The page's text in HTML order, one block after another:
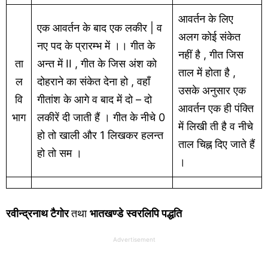
ता
ल
वि
भाग
एक आवर्तन के बाद एक लकीर | व
नए पद के प्रारम्भ में ।। गीत के
अन्त में II , गीत के जिस अंश को
दोहराने का संकेत देना हो , वहाँ
गीतांश के आगे व बाद में दो – दो
लकीरें दी जाती हैं । गीत के नीचे 0
हो तो खाली और 1 लिखकर हलन्त
हो तो सम ।
आवर्तन के लिए
अलग कोई संकेत
नहीं है , गीत जिस
ताल में होता है ,
उसके अनुसार एक
आवर्तन एक ही पंक्ति
में लिखी ती है व नीचे
ताल चिह्न दिए जाते हैं
।
रवीन्द्रनाथटैगोरतथाभातखण्डे स्वरलिपि पद्धति
Advertisement